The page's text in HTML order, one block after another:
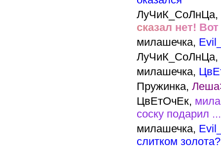
ЛуЧиК_СоЛнЦа,
сказал нет! Вот
милашечка,
ЛуЧиК_СоЛнЦа,
милашечка,
Пружинка,
ЦвЕтОчЕк,
соску подарил
милашечка,
слитком